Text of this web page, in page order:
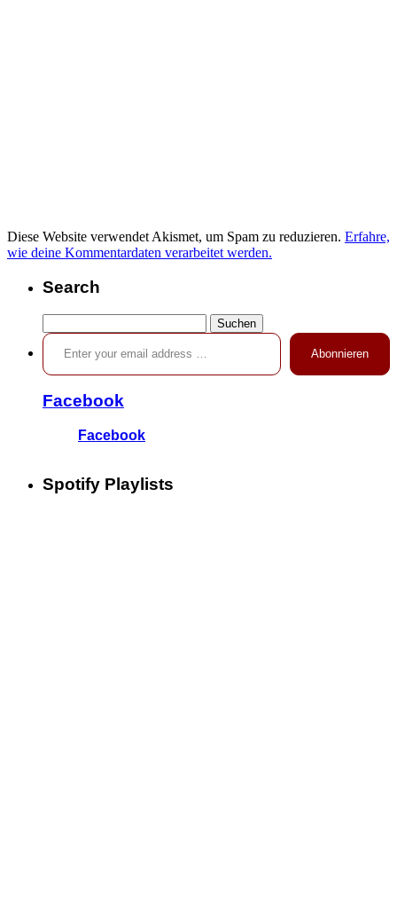
Diese Website verwendet Akismet, um Spam zu reduzieren. Erfahre,
wie deine Kommentardaten verarbeitet werden.
Search
nach:
Enter your email address …
Abonnieren
Facebook
Facebook
Spotify Playlists